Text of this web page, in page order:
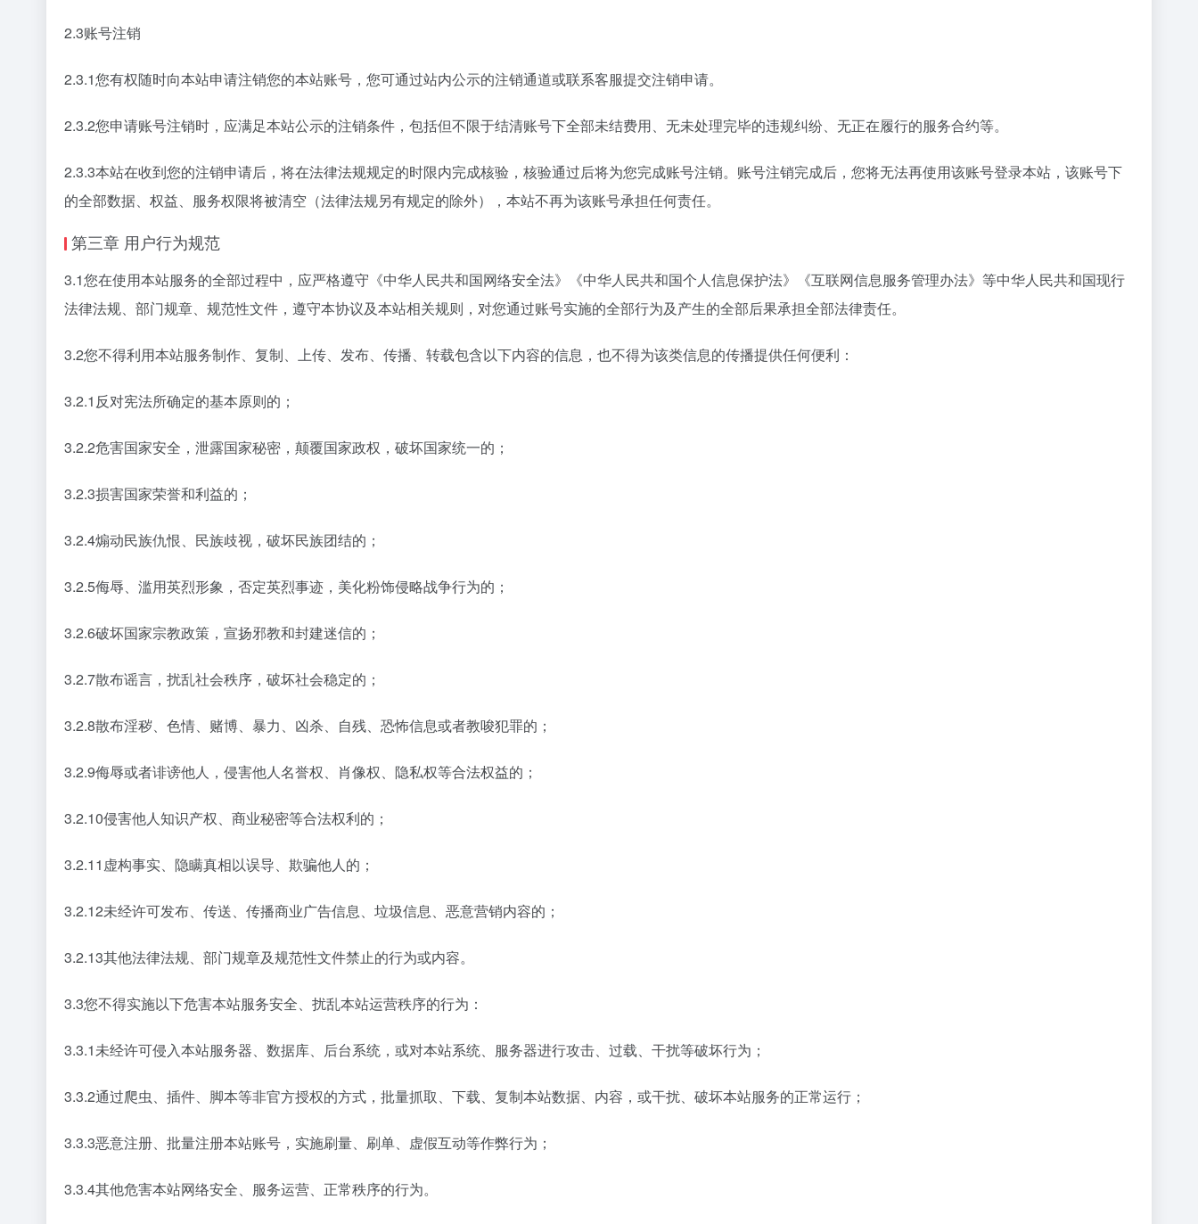
2.3账号注销
2.3.1您有权随时向本站申请注销您的本站账号，您可通过站内公示的注销通道或联系客服提交注销申请。
2.3.2您申请账号注销时，应满足本站公示的注销条件，包括但不限于结清账号下全部未结费用、无未处理完毕的违规纠纷、无正在履行的服务合约等。
2.3.3本站在收到您的注销申请后，将在法律法规规定的时限内完成核验，核验通过后将为您完成账号注销。账号注销完成后，您将无法再使用该账号登录本站，该账号下
的全部数据、权益、服务权限将被清空（法律法规另有规定的除外），本站不再为该账号承担任何责任。
第三章 用户行为规范
3.1您在使用本站服务的全部过程中，应严格遵守《中华人民共和国网络安全法》《中华人民共和国个人信息保护法》《互联网信息服务管理办法》等中华人民共和国现行
法律法规、部门规章、规范性文件，遵守本协议及本站相关规则，对您通过账号实施的全部行为及产生的全部后果承担全部法律责任。
3.2您不得利用本站服务制作、复制、上传、发布、传播、转载包含以下内容的信息，也不得为该类信息的传播提供任何便利：
3.2.1反对宪法所确定的基本原则的；
3.2.2危害国家安全，泄露国家秘密，颠覆国家政权，破坏国家统一的；
3.2.3损害国家荣誉和利益的；
3.2.4煽动民族仇恨、民族歧视，破坏民族团结的；
3.2.5侮辱、滥用英烈形象，否定英烈事迹，美化粉饰侵略战争行为的；
3.2.6破坏国家宗教政策，宣扬邪教和封建迷信的；
3.2.7散布谣言，扰乱社会秩序，破坏社会稳定的；
3.2.8散布淫秽、色情、赌博、暴力、凶杀、自残、恐怖信息或者教唆犯罪的；
3.2.9侮辱或者诽谤他人，侵害他人名誉权、肖像权、隐私权等合法权益的；
3.2.10侵害他人知识产权、商业秘密等合法权利的；
3.2.11虚构事实、隐瞒真相以误导、欺骗他人的；
3.2.12未经许可发布、传送、传播商业广告信息、垃圾信息、恶意营销内容的；
3.2.13其他法律法规、部门规章及规范性文件禁止的行为或内容。
3.3您不得实施以下危害本站服务安全、扰乱本站运营秩序的行为：
3.3.1未经许可侵入本站服务器、数据库、后台系统，或对本站系统、服务器进行攻击、过载、干扰等破坏行为；
3.3.2通过爬虫、插件、脚本等非官方授权的方式，批量抓取、下载、复制本站数据、内容，或干扰、破坏本站服务的正常运行；
3.3.3恶意注册、批量注册本站账号，实施刷量、刷单、虚假互动等作弊行为；
3.3.4其他危害本站网络安全、服务运营、正常秩序的行为。